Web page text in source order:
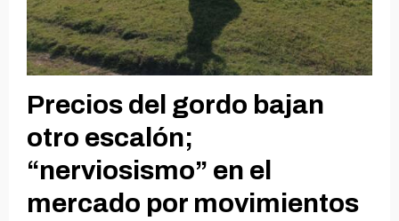
Precios del gordo bajan
otro escalón;
“nerviosismo” en el
mercado por movimientos